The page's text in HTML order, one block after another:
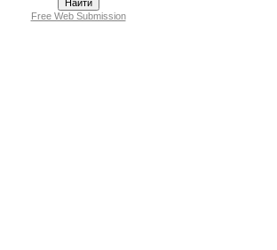
Free Web Submission